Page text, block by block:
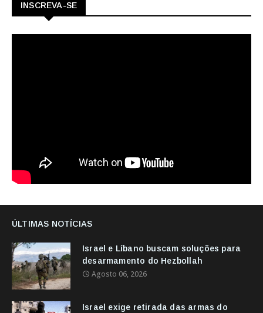
INSCREVA-SE
ÚLTIMAS NOTÍCIAS
Israel e Líbano buscam soluções para
desarmamento do Hezbollah
Agosto 06, 2026
Israel exige retirada das armas do